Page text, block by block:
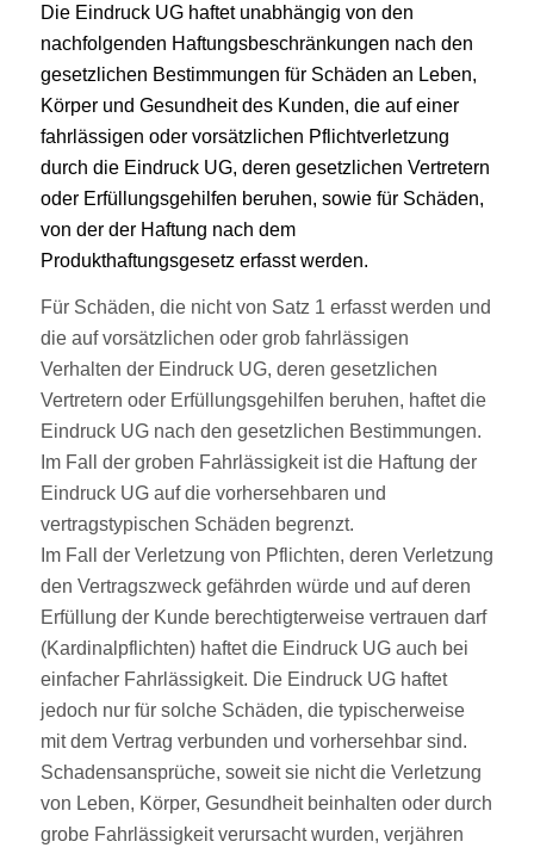
Die Eindruck UG haftet unabhängig von den
nachfolgenden Haftungsbeschränkungen nach den
gesetzlichen Bestimmungen für Schäden an Leben,
Körper und Gesundheit des Kunden, die auf einer
fahrlässigen oder vorsätzlichen Pflichtverletzung
durch die Eindruck UG, deren gesetzlichen Vertretern
oder Erfüllungsgehilfen beruhen, sowie für Schäden,
von der der Haftung nach dem
Produkthaftungsgesetz erfasst werden.
Für Schäden, die nicht von Satz 1 erfasst werden und
die auf vorsätzlichen oder grob fahrlässigen
Verhalten der Eindruck UG, deren gesetzlichen
Vertretern oder Erfüllungsgehilfen beruhen, haftet die
Eindruck UG nach den gesetzlichen Bestimmungen.
Im Fall der groben Fahrlässigkeit ist die Haftung der
Eindruck UG auf die vorhersehbaren und
vertragstypischen Schäden begrenzt.
Im Fall der Verletzung von Pflichten, deren Verletzung
den Vertragszweck gefährden würde und auf deren
Erfüllung der Kunde berechtigterweise vertrauen darf
(Kardinalpflichten) haftet die Eindruck UG auch bei
einfacher Fahrlässigkeit. Die Eindruck UG haftet
jedoch nur für solche Schäden, die typischerweise
mit dem Vertrag verbunden und vorhersehbar sind.
Schadensansprüche, soweit sie nicht die Verletzung
von Leben, Körper, Gesundheit beinhalten oder durch
grobe Fahrlässigkeit verursacht wurden, verjähren